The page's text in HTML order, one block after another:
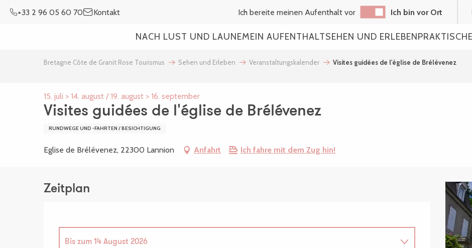
+33 2 96 05 60 70 Kontakt Ich bereite meinen Aufenthalt vor Ich bin vor Ort
NACH LUST UND LAUNEMEIN AUFENTHALTSEHEN UND ERLEBEN
Bretagne Côte de Granit Rose Tourismus Sehen und Erleben Veranstaltungskalender Visites guidées de l'église de Brélévenez
15. juli > 14. august / 19. august > 16. september
Visites guidées de l'église de Brélévenez
RUNDWEGE UND -FAHRTEN / BESICHTIGUNG
Eglise de Brélévenez, 22300 Lannion Anfahrt Ich fahre mit dem Zug hin!
Zeitplan
Bis zum 14 August 2026